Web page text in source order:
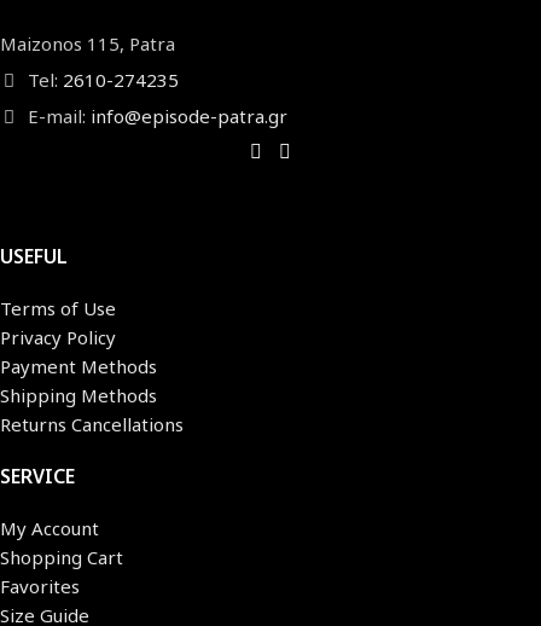
Maizonos 115, Patra
Tel: 2610-274235
E-mail: info@episode-patra.gr
USEFUL
Terms of Use
Privacy Policy
Payment Methods
Shipping Methods
Returns Cancellations
SERVICE
My Account
Shopping Cart
Favorites
Size Guide